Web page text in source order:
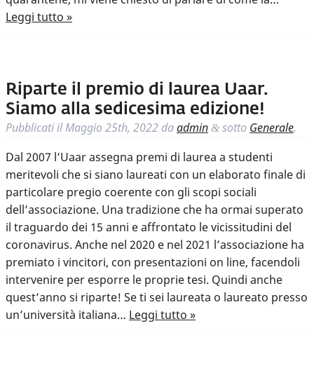
Leggi tutto »
Riparte il premio di laurea Uaar.
Siamo alla sedicesima edizione!
Pubblicati ilMaggio 25th, 2022 daadmin & sotto Generale.
Dal 2007 l’Uaar assegna premi di laurea a studenti
meritevoli che si siano laureati con un elaborato finale di
particolare pregio coerente con gli scopi sociali
dell’associazione. Una tradizione che ha ormai superato
il traguardo dei 15 anni e affrontato le vicissitudini del
coronavirus. Anche nel 2020 e nel 2021 l’associazione ha
premiato i vincitori, con presentazioni on line, facendoli
intervenire per esporre le proprie tesi. Quindi anche
quest’anno si riparte! Se ti sei laureata o laureato presso
un’università italiana… Leggi tutto »